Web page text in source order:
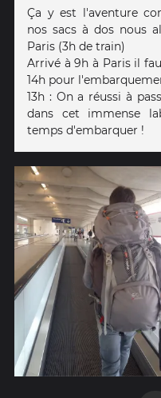
Ça y est l'aventure
nos sacs à dos nous
Paris (3h de train)
Arrivé à 9h à Paris il
14h pour
13h : On a réussi à
dans cet immense
temps d'embarquer !